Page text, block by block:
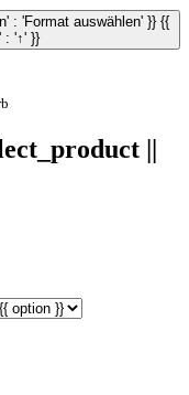
: 'Format auswählen' }} {{
: '↑' }}
||